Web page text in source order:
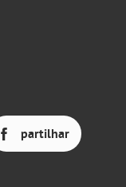
partilhar